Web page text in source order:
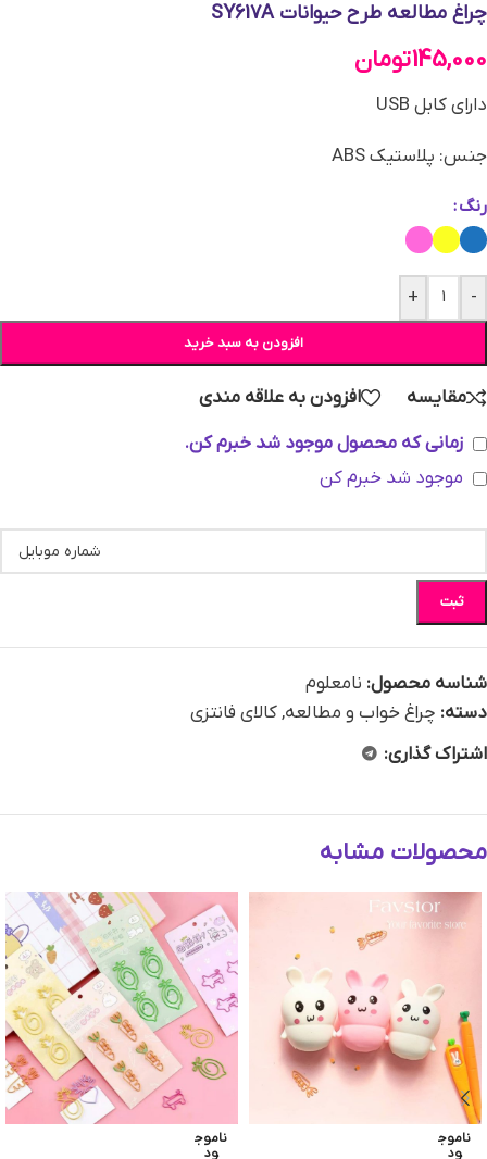
چراغ مطالعه طرح حیوانات SY617A
145,000تومان
دارای کابل USB
جنس: پلاستیک ABS
رنگ
-
+
افزودن به سبد خرید
مقایسه
افزودن به علاقه مندی
زمانی که محصول موجود شد خبرم کن.
موجود شد خبرم کن
ثبت
شناسه محصول: نامعلوم
دسته: چراغ خواب و مطالعه,کالای فانتزی
اشتراک گذاری:
محصولات مشابه
ناموج
ود
ناموج
ود